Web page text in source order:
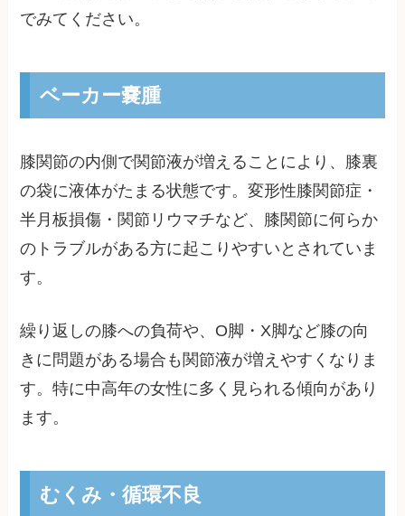
でみてください。
ベーカー嚢腫
膝関節の内側で関節液が増えることにより、膝裏
の袋に液体がたまる状態です。変形性膝関節症・
半月板損傷・関節リウマチなど、膝関節に何らか
のトラブルがある方に起こりやすいとされていま
す。
繰り返しの膝への負荷や、O脚・X脚など膝の向
きに問題がある場合も関節液が増えやすくなりま
す。特に中高年の女性に多く見られる傾向があり
ます。
むくみ・循環不良